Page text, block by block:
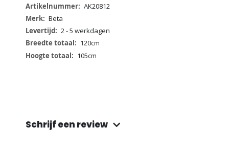
Meer
informatie
AK20812
Beta
2 - 5 werkdagen
120cm
105cm
Schrijf een review